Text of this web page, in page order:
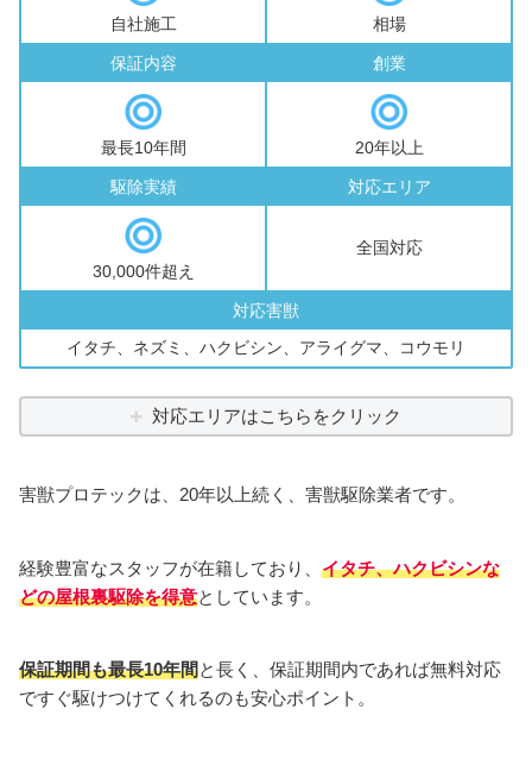
自社施工 相場
保証内容
最長10年間
創業
20年以上
駆除実績
30,000件超え
対応エリア
全国対応
対応害獣
イタチ、ネズミ、ハクビシン、アライグマ、コウモリ
対応エリアはこちらをクリック
害獣プロテックは、20年以上続く、害獣駆除業者です。
経験豊富なスタッフが在籍しており、 イタチ、ハクビシンな
どの屋根裏駆除を得意としています。
保証期間も最長10年間と長く、保証期間内であれば無料対応
ですぐ駆けつけてくれるのも安心ポイント。